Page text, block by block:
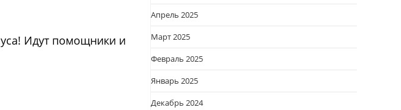
Идут помощники и
Апрель 2025
Март 2025
Февраль 2025
Январь 2025
Декабрь 2024